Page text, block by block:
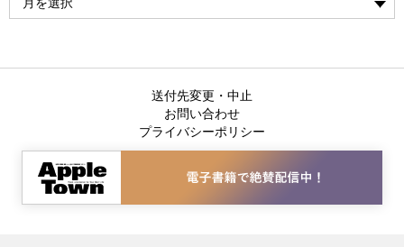
送付先変更・中止
お問い合わせ
プライバシーポリシー